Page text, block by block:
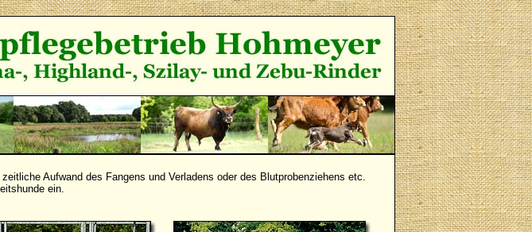
Aufwand des Fangens und Verladens oder des Blutprobenziehens etc.
ein.